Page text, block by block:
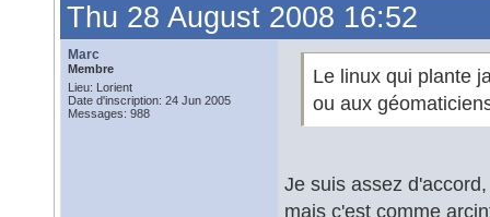
Thu 28 August 2008 16:52
Marc
Membre
Lieu: Lorient
Date d'inscription: 24 Jun 2005
Messages: 988
Le linux qui plante
ou aux
Je suis assez
mais c'est comme